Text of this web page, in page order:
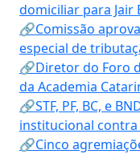
domiciliar para Jair
🔗Comissão
especial de
🔗Diretor do Foro
da Academia
🔗STF, PF, BC, e
institucional
🔗Cinco